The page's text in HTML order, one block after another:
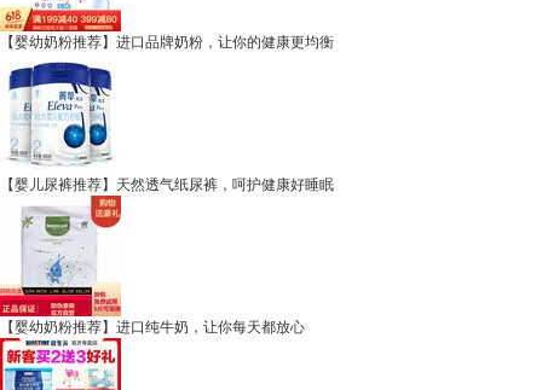
【婴幼奶粉推荐】进口品牌奶粉，让你的健康更均衡
【婴儿尿裤推荐】天然透气纸尿裤，呵护健康好睡眠
【婴幼奶粉推荐】进口纯牛奶，让你每天都放心